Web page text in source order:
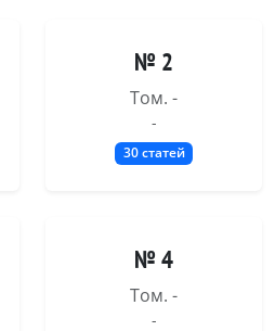
№ 2
Том. -
-
30 статей
№ 4
Том. -
-